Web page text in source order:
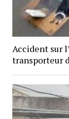
Accident sur
transporteur